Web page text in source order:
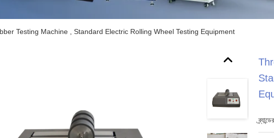
Testing Machine , Standard Electric Rolling Wheel Testing Equipment